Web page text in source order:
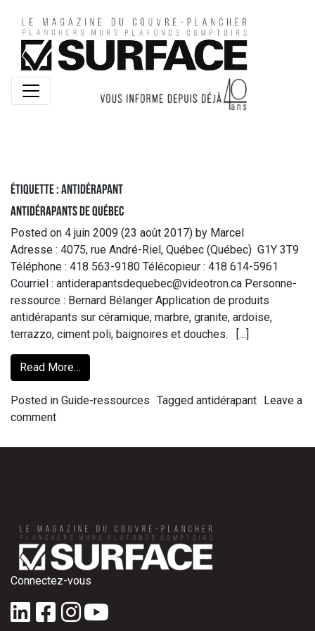
Étiquette : antidérapant
Antidérapants de Québec
Posted on 4 juin 2009 (23 août 2017) by Marcel
Adresse : 4075, rue André-Riel, Québec (Québec) G1Y 3T9
Téléphone : 418 563-9180 Télécopieur : 418 614-5961
Courriel : antiderapantsdequebec@videotron.ca Personne-
ressource : Bernard Bélanger Application de produits
antidérapants sur céramique, marbre, granite, ardoise,
terrazzo, ciment poli, baignoires et douches. […]
Read More…
Posted in Guide-ressources Tagged antidérapant
Leave a
comment
Connectez-vous